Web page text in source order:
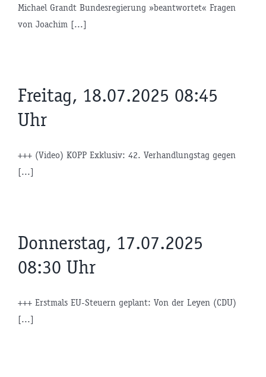
Michael Grandt Bundesregierung »beantwortet« Fragen
von Joachim [...]
Freitag, 18.07.2025 08:45
Uhr
+++ (Video) KOPP Exklusiv: 42. Verhandlungstag gegen
[...]
Donnerstag, 17.07.2025
08:30 Uhr
+++ Erstmals EU-Steuern geplant: Von der Leyen (CDU)
[...]